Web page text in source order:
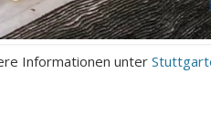
Informationen unter